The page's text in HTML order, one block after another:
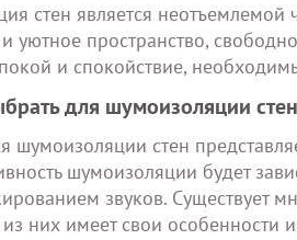
стен является неотъемлемой
уютное пространство,
и спокойствие,
для шумоизоляции
шумоизоляции стен
шумоизоляции будет
звуков. Существует
них имеет свои особенности